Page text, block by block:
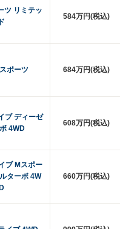
ツ リミテッ
ド
584万円(税込)
ポーツ 684万円(税込)
ブ ディーゼ
4WD
608万円(税込)
ブ Mスポー
ターボ 4W
D
660万円(税込)